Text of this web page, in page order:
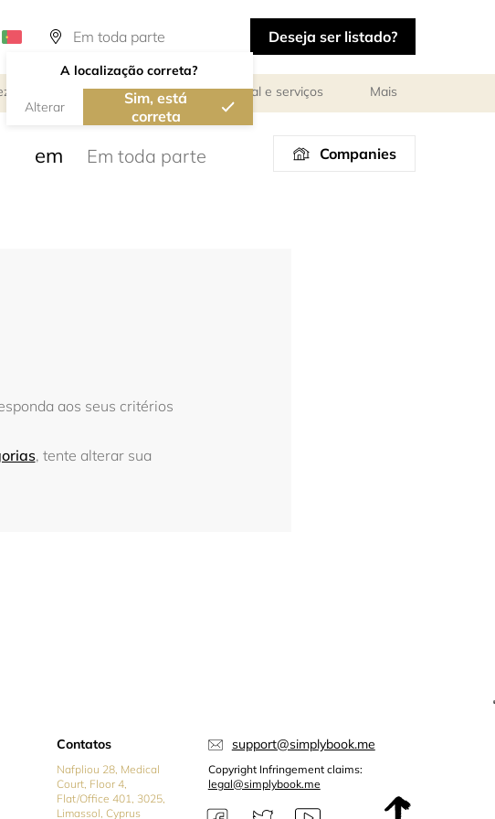
A localização correta?
Alterar
Sim, está
correta
Deseja ser listado?
e bem-estar Reuniões de pessoal e serviços Mais
em Companies
aos seus critérios
, tente alterar sua
Contatos
Nafpliou 28, Medical
Court, Floor 4,
Flat/Office 401, 3025,
Limassol, Cyprus
support@simplybook.me
Copyright Infringement claims:
legal@simplybook.me